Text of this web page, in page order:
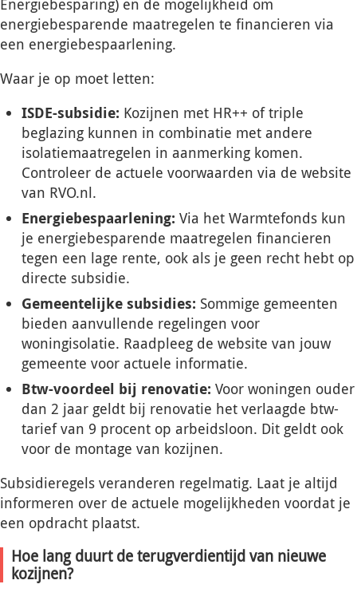
energiebesparende maatregelen te financieren via
een energiebespaarlening.
Waar je op moet letten:
ISDE-subsidie: Kozijnen met HR++ of triple
beglazing kunnen in combinatie met andere
isolatiemaatregelen in aanmerking komen.
Controleer de actuele voorwaarden via de website
van RVO.nl.
Energiebespaarlening: Via het Warmtefonds kun
je energiebesparende maatregelen financieren
tegen een lage rente, ook als je geen recht hebt op
directe subsidie.
Gemeentelijke subsidies: Sommige gemeenten
bieden aanvullende regelingen voor
woningisolatie. Raadpleeg de website van jouw
gemeente voor actuele informatie.
Btw-voordeel bij renovatie: Voor woningen ouder
dan 2 jaar geldt bij renovatie het verlaagde btw-
tarief van 9 procent op arbeidsloon. Dit geldt ook
voor de montage van kozijnen.
Subsidieregels veranderen regelmatig. Laat je altijd
informeren over de actuele mogelijkheden voordat je
een opdracht plaatst.
Hoe lang duurt de terugverdientijd van nieuwe
kozijnen?